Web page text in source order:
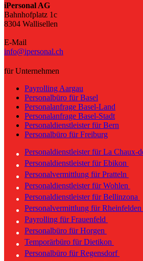
iPersonal AG
Bahnhofplatz 1c
8304 Wallisellen
E-Mail
info@ipersonal.ch
für Unternehmen
Payrolling Aargau
Personalbüro für Basel
Personalanfrage Basel-Land
Personalanfrage Basel-Stadt
Personaldienstleister für Bern
Personalbüro für Freiburg
Personaldienstleister für La Chaux-
Personaldienstleister für Ebikon
Personalvermittlung für Pratteln
Personaldienstleister für Wohlen
Personaldienstleister für Bellinzona
Personalvermittlung für Rheinfelden
Payrolling für Frauenfeld
Personalbüro für Horgen
Temporärbüro für Dietikon
Personalbüro für Regensdorf